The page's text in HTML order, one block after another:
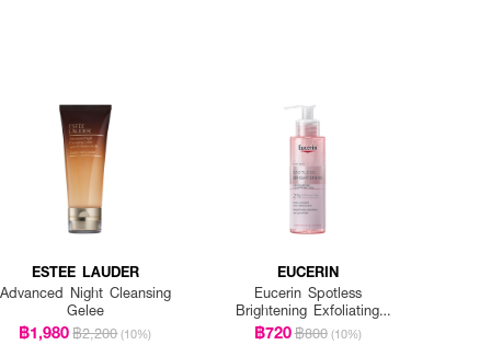
ESTEE LAUDER
Advanced Night Cleansing
Gelee
฿1,980฿2,200 (10%)
EUCERIN
Eucerin Spotless
Brightening Exfoliating
Cleansing Gel
฿720฿800 (10%)